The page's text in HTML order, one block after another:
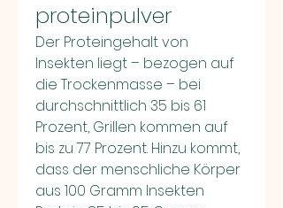
proteinpulver
Der Proteingehalt von
Insekten liegt – bezogen auf
die Trockenmasse – bei
durchschnittlich 35 bis 61
Prozent, Grillen kommen auf
bis zu 77 Prozent. Hinzu kommt,
dass der menschliche Körper
aus 100 Gramm Insekten